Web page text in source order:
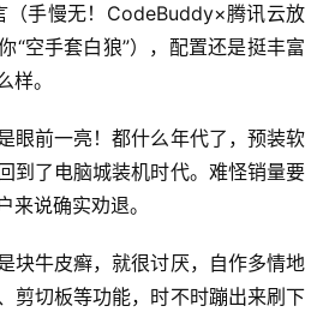
（手慢无！CodeBuddy×腾讯云放
“空手套白狼”），配置还是挺丰富
。
眼前一亮！都什么年代了，预装软
到了电脑城装机时代。难怪销量要
来说确实劝退。
块牛皮癣，就很讨厌，自作多情地
剪切板等功能，时不时蹦出来刷下